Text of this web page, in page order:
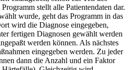
stellt alle Patientendaten dar.
wurde, geht das Programm in das
wird die Diagnose eingegeben,
fertigen Diagnosen gewählt werden
werden können. Als nächstes
eingegeben werden. Zu jeder
dann die Anzahl und ein Faktor